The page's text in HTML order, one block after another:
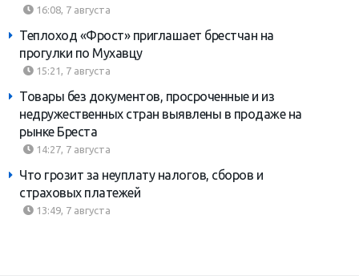
16:08, 7 августа
Теплоход «Фрост» приглашает брестчан на
прогулки по Мухавцу
15:21, 7 августа
Товары без документов, просроченные и из
недружественных стран выявлены в продаже на
рынке Бреста
14:27, 7 августа
Что грозит за неуплату налогов, сборов и
страховых платежей
13:49, 7 августа